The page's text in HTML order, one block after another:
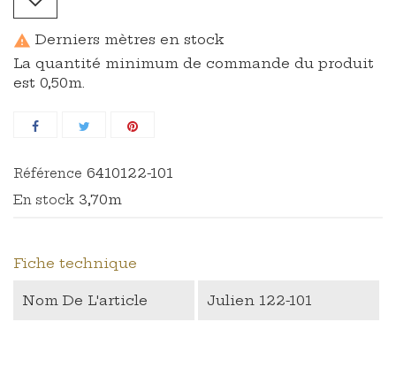
 Derniers mètres en stock
La quantité minimum de commande du produit
est 0,50m.
Référence 6410122-101
En stock 3,70m
Fiche technique
Nom De L'article Julien 122-101